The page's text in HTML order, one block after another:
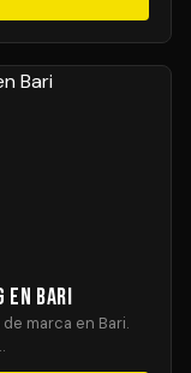
en Bari
marca en Bari.